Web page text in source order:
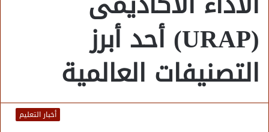
(URAP) أحد أبرز
التصنيفات العالمية
أخبار التعليم